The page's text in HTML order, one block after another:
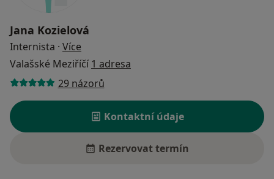
Jana Kozielová
Internista · Více
Valašské Meziříčí 1 adresa
29 názorů
Kontaktní údaje
Rezervovat termín